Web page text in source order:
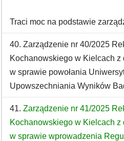
Traci moc na podstawie
40. Zarządzenie nr 40/2025
Kochanowskiego w Kielcach z
w sprawie powołania
Upowszechniania Wyników
41. Zarządzenie nr 41/2025
Kochanowskiego w Kielcach z
w sprawie wprowadzenia